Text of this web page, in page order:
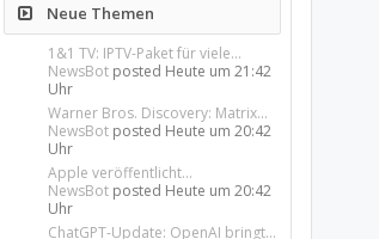
Neue Themen
1&1 TV: IPTV-Paket für viele...
NewsBot posted Heute um 21:42
Uhr
Warner Bros. Discovery: Matrix...
NewsBot posted Heute um 20:42
Uhr
Apple veröffentlicht...
NewsBot posted Heute um 20:42
Uhr
ChatGPT-Update: OpenAI bringt...